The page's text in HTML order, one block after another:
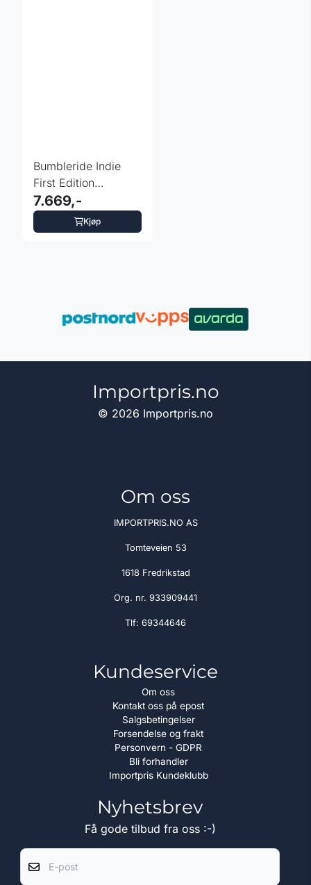
Bumbleride Indie
First Edition
terrengvogn -
fargevalg
7.669,-
Kjøp
Importpris.no
© 2026 Importpris.no
Om oss
IMPORTPRIS.NO AS
Tomteveien 53
1618 Fredrikstad
Org. nr. 933909441
Tlf: 69344646
Kundeservice
Om oss
Kontakt oss på epost
Salgsbetingelser
Forsendelse og frakt
Personvern - GDPR
Bli forhandler
Importpris Kundeklubb
Nyhetsbrev
Få gode tilbud fra oss :-)